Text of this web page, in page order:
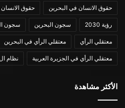
حقوق الانسان في البحرين حقوق الانسان
رؤية 2030 سجون البحرين سجون
معتقلي الرأي معتقلي الرأي في البحرين
معتقلي الرأي في الجزيرة العربية نظام
الأكثر مشاهدة